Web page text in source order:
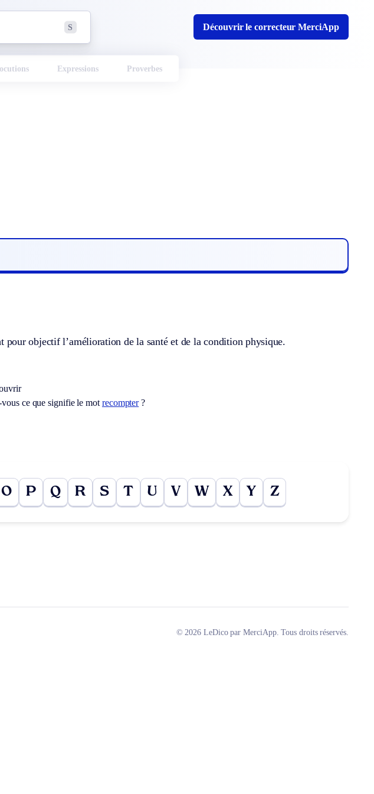
S Découvrir le correcteur MerciApp
Expressions Proverbes
pour objectif l’amélioration de la santé et de la condition physique.
vous ce que signifie le mot recompter?
O P Q R S T U V W X Y Z
© 2026 LeDico par MerciApp. Tous droits réservés.